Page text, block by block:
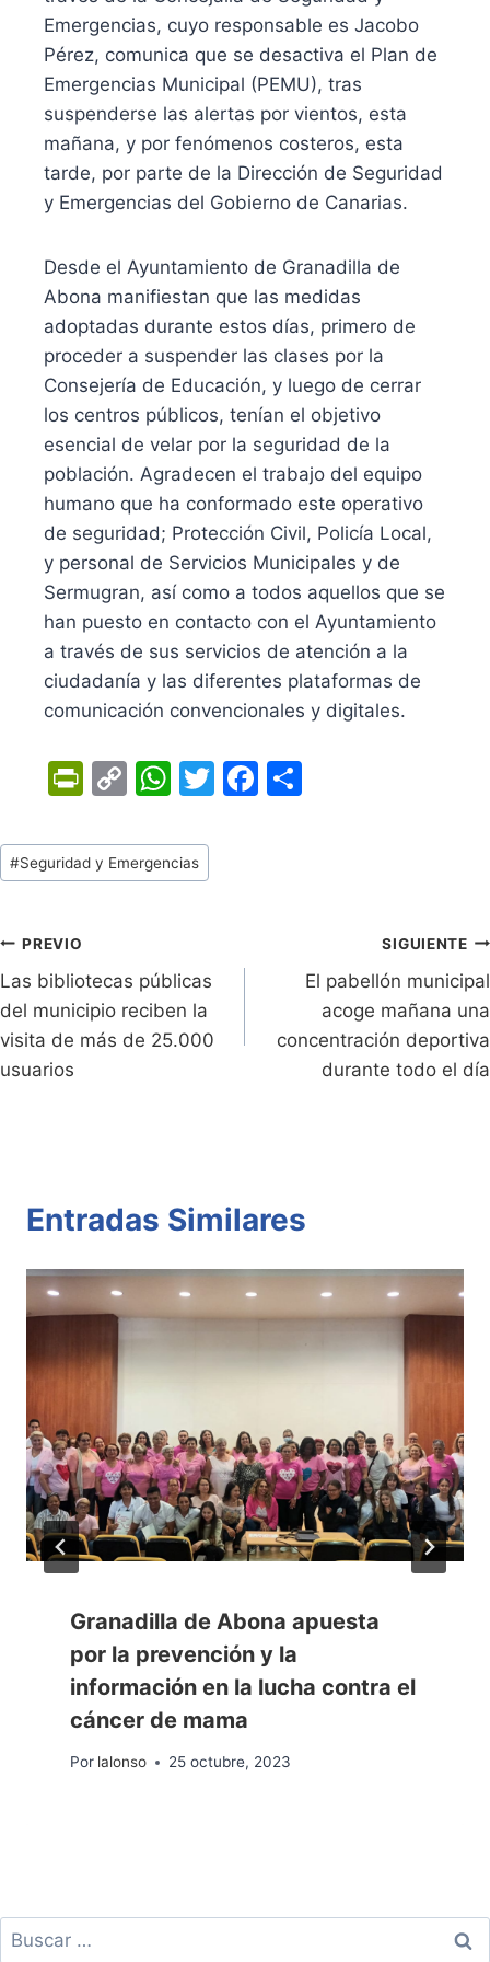
Emergencias, cuyo responsable es Jacobo
Pérez, comunica que se desactiva el Plan de
Emergencias Municipal (PEMU), tras
suspenderse las alertas por vientos, esta
mañana, y por fenómenos costeros, esta
tarde, por parte de la Dirección de Seguridad
y Emergencias del Gobierno de Canarias.
Desde el Ayuntamiento de Granadilla de
Abona manifiestan que las medidas
adoptadas durante estos días, primero de
proceder a suspender las clases por la
Consejería de Educación, y luego de cerrar
los centros públicos, tenían el objetivo
esencial de velar por la seguridad de la
población. Agradecen el trabajo del equipo
humano que ha conformado este operativo
de seguridad; Protección Civil, Policía Local,
y personal de Servicios Municipales y de
Sermugran, así como a todos aquellos que se
han puesto en contacto con el Ayuntamiento
a través de sus servicios de atención a la
ciudadanía y las diferentes plataformas de
comunicación convencionales y digitales.
Pr
tF
ri
dl
y
C
p
y
k
W
at
s
p
T
F
Tags
de
#Seguridad y Emergencias
Navegación
de
entradas
PREVIO
Las bibliotecas públicas
del municipio reciben la
visita de más de 25.000
usuarios
SIGUIENTE
El pabellón municipal
acoge mañana una
concentración deportiva
durante todo el día
Entradas Similares
Granadilla de Abona apuesta
por la prevención y la
información en la lucha contra el
cáncer de mama
Por lalonso 25 octubre, 2023
Buscar: